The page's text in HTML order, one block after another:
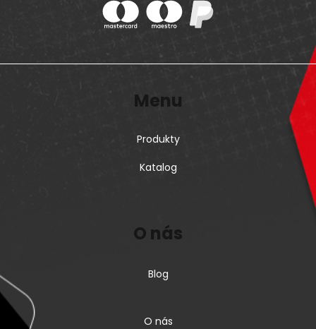
Menu
Produkty
Katalog
O nás
Blog
O nás